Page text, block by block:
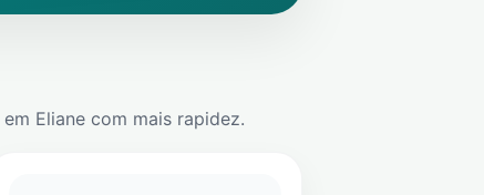
em Eliane com mais rapidez.